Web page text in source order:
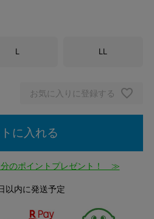
L LL
お気に入りに登録する
に入れる
分のポイントプレゼント！ ≫
以内に発送予定